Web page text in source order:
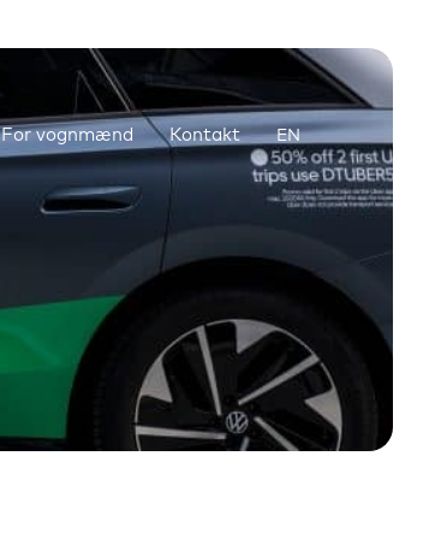
For vognmænd Kontakt EN